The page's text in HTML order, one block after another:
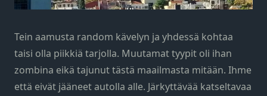
Tein aamusta random kävelyn ja yhdessä kohtaa
taisi olla piikkiä tarjolla. Muutamat tyypit oli ihan
zombina eikä tajunut tästä maailmasta mitään. Ihme
että eivät jääneet autolla alle. Järkyttävää katseltavaa